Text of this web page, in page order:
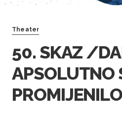
Theater
50. SKAZ /
APSOLUTNO
PROMIJENILO